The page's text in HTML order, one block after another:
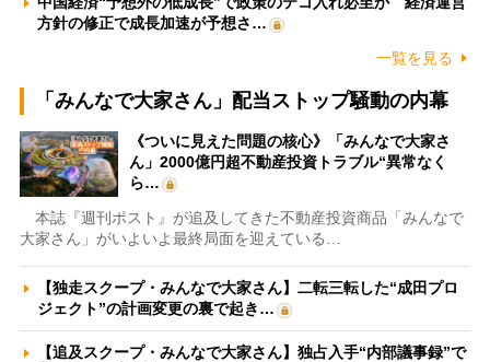
方針の修正で成長加速が予想さ…
一覧を見る
「みんなで大家さん」配当ストップ騒動の内幕
《ついに見えた問題の核心》「みんなで大家さ
ん」2000億円超不動産投資トラブル“異常なく
ら…
本誌『週刊ポスト』が追及してきた不動産投資商品「みんなで
大家さん」がいよいよ最終局面を迎えている…
【独走スクープ・みんなで大家さん】二転三転した“成田プロ
ジェクト”の計画変更の裏で起き…
【追及スクープ・みんなで大家さん】独占入手“内部議事録”で